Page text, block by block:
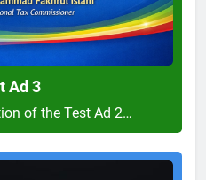
Ad 3
of the Test Ad 2…